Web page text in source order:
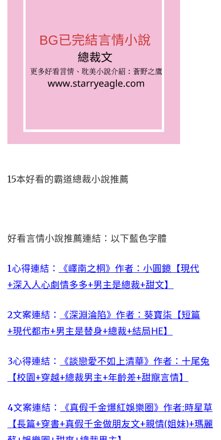
15本好看的霸道總裁小說推薦
好看言情小說推薦連結：以下藍色字體
1心得連結：
《嶧南之桐》作者：小圓鏡【現代
+深入人心劇情多多+男主是總裁+甜文】
2文案連結：
《深淵淪陷》作者：葵寶柒【短篇
+現代都市+男主是替身+總裁+結局HE】
3心得連結：
《談戀愛不如上清華》作者：十尾兔
【校園+穿越+總裁男主+年齡差+甜寵言情】
4文案連結：
《真假千金爆紅娛樂圈》作者:時星草
【長篇+穿書+真假千金做朋友文+親情(姐妹)+瑪麗